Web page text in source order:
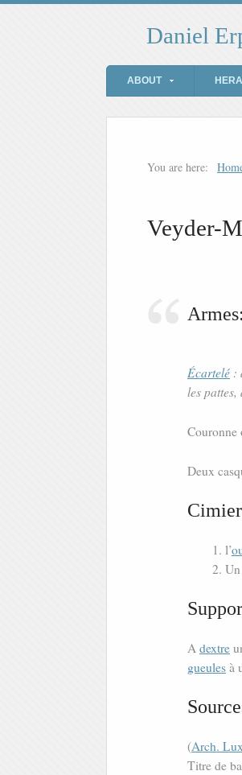
Daniel
ABOUT
You are here:
Veyder-
Armes:
Écartelé :
les
Couronne
Deux
l’
Un
A dextre
gueules à
(Arch.
Titre de